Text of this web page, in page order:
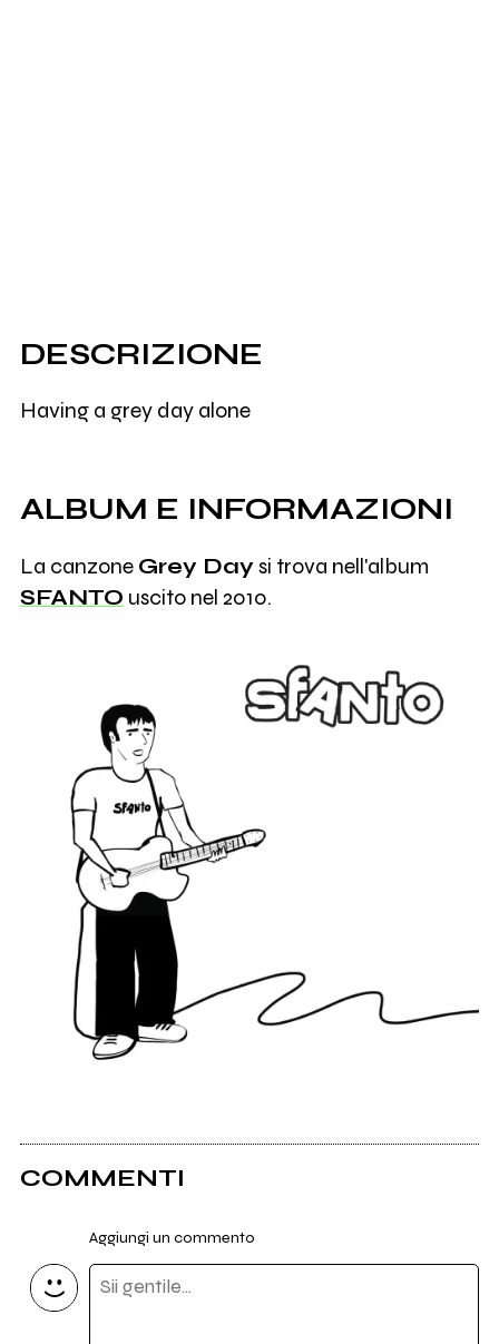
DESCRIZIONE
Having a grey day alone
ALBUM E INFORMAZIONI
La canzone Grey Daysi trova nell'album
SFANTO uscito nel 2010.
COMMENTI
Aggiungi un commento